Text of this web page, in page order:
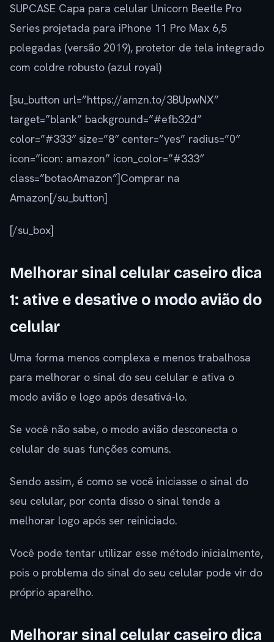
SUPCASE Capa para celular Unicorn Beetle Pro
Series projetada para iPhone 11 Pro Max 6,5
polegadas (versão 2019), protetor de tela integrado
com coldre robusto (azul royal)
[su_button url=”https://amzn.to/3BUpwNX”
target=”blank” background=”#efb32d”
color=”#333″ size=”8″ center=”yes” radius=”0″
icon=”icon: amazon” icon_color=”#333″
class=”botaoAmazon”]Comprar na
Amazon[/su_button]
[/su_box]
Melhorar sinal celular caseiro dica
1: ative e desative o modo avião do
celular
Uma forma menos complexa e menos trabalhosa
para melhorar o sinal do seu celular e ativa o
modo avião e logo após desativá-lo.
Se você não sabe, o modo avião desconecta o
celular de suas funções comuns.
Sendo assim, é como se você iniciasse o sinal do
seu celular, por conta disso o sinal tende a
melhorar logo após ser reiniciado.
Você pode tentar utilizar esse método inicialmente,
pois o problema do sinal do seu celular pode vir do
próprio aparelho.
Melhorar sinal celular caseiro dica